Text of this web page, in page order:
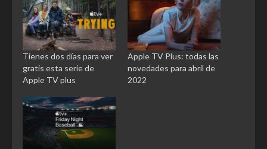
Tienes dos días para ver
gratis esta serie de
Apple TV plus
Apple TV Plus: todas las
novedades para abril de
2022